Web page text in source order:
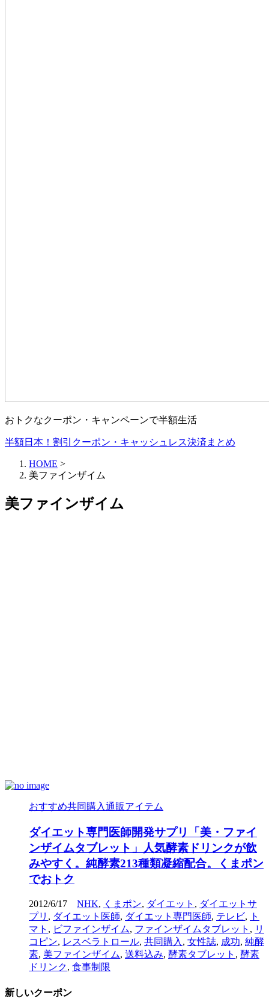
おトクなクーポン・キャンペーンで半額生活
半額日本！割引クーポン・キャッシュレス決済まとめ
HOME >
美ファインザイム
美ファインザイム
おすすめ共同購入通販アイテム
ダイエット専門医師開発サプリ「美・ファイ
ンザイムタブレット」人気酵素ドリンクが飲
みやすく。純酵素213種類凝縮配合。くまポン
でおトク
2012/6/17 NHK, くまポン, ダイエット , ダイエットサ
プリ , ダイエット医師, ダイエット専門医師, テレビ,
ト
マト , ビファインザイム, ファインザイムタブレット , リ
コピン, レスベラトロール, 共同購入 , 女性誌, 成功, 純酵
素, 美ファインザイム, 送料込み, 酵素タブレット , 酵素
ドリンク, 食事制限
新しいクーポン